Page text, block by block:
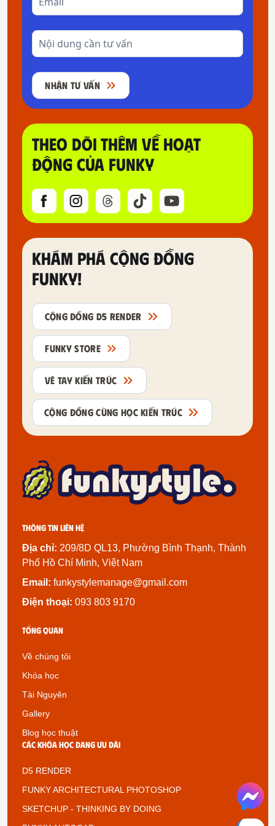
NHẬN TƯ VẤN
THEO DÕI THÊM VỀ HOẠT
ĐỘNG CỦA FUNKY
KHÁM PHÁ CỘNG ĐỒNG
FUNKY!
CỘNG ĐỒNG D5 RENDER
FUNKY STORE
VẼ TAY KIẾN TRÚC
CỘNG ĐỒNG CÙNG HỌC KIẾN TRÚC
Thông tin liên hệ
Địa chỉ: 209/8D QL13, Phường Bình Thạnh, Thành
Phố Hồ Chí Minh, Việt Nam
Email: funkystylemanage@gmail.com
Điện thoại: 093 803 9170
Tổng quan
Về chúng tôi
Khóa học
Tài Nguyên
Gallery
Blog học thuật
Các khóa học đang ưu đãi
D5 RENDER
FUNKY ARCHITECTURAL PHOTOSHOP
SKETCHUP - THINKING BY DOING